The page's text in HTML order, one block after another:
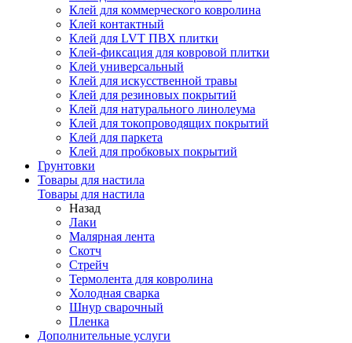
Клей для коммерческого ковролина
Клей контактный
Клей для LVT ПВХ плитки
Клей-фиксация для ковровой плитки
Клей универсальный
Клей для искусственной травы
Клей для резиновых покрытий
Клей для натурального линолеума
Клей для токопроводящих покрытий
Клей для паркета
Клей для пробковых покрытий
Грунтовки
Товары для настила
Товары для настила
Назад
Лаки
Малярная лента
Скотч
Стрейч
Термолента для ковролина
Холодная сварка
Шнур сварочный
Пленка
Дополнительные услуги